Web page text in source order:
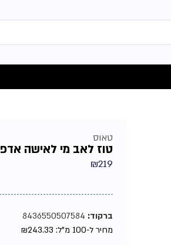
טאוס
טוז לאב מי לאישה אדפ 90מל
₪219
ברקוד:
מחיר ל-100 מ"ל:
₪243.33